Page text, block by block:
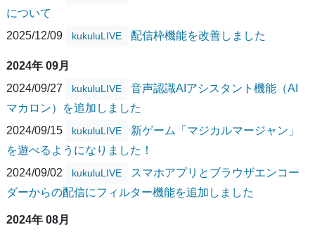
について
2025/12/09
kukuluLIVE 配信枠機能を改善しました
2024年 09月
2024/09/27
kukuluLIVE
音声認識AIアシスタント機能（AI
マカロン）を追加しました
2024/09/15
kukuluLIVE
新ゲーム「マジカルマージャン」
を遊べるようになりました！
2024/09/02
kukuluLIVE
スマホアプリとブラウザエンコー
ダーからの配信にフィルター機能を追加しました
2024年 08月